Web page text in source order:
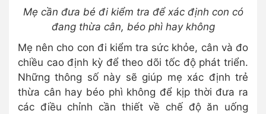
Mẹ cần đưa bé đi kiểm tra để xác định con có
đang thừa cân, béo phì hay không
Mẹ nên cho con đi kiểm tra sức khỏe, cân và đo
chiều cao định kỳ để theo dõi tốc độ phát triển.
Những thông số này sẽ giúp mẹ xác định trẻ
thừa cân hay béo phì không để kịp thời đưa ra
các điều chỉnh cần thiết về chế độ ăn uống